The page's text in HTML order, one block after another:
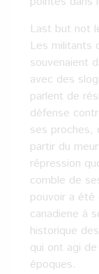
Last but not
Les militants
souvenaient
avec des
parlent de
défense
ses proches,
partir du
répression
comble de
pouvoir a été
canadiene à
historique
qui ont agi
époques.